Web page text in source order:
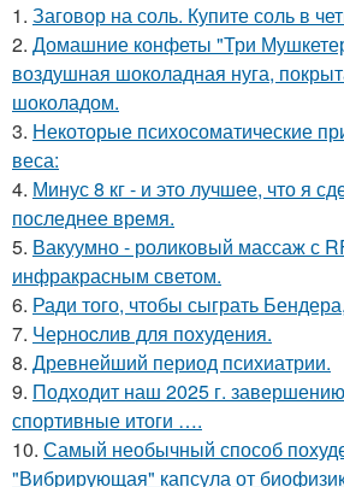
1. Заговор на соль. Купите соль в
2. Домашние конфеты "Три
воздушная шоколадная нуга,
шоколадом.
3. Некоторые психосоматические
веса:
4. Минус 8 кг - и это лучшее, что я
последнее время.
5. Вакуумно - роликовый массаж с
инфракрасным светом.
6. Ради того, чтобы сыграть
7. Чеpноcлив для похудения.
8. Древнейший период психиатрии.
9. Подходит наш 2025 г.
спортивные итоги ….
10. Самый необычный способ
"Вибрирующая" капсула от